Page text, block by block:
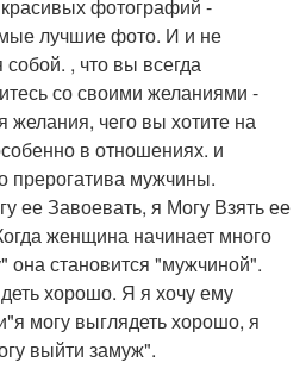
фотографий -
лучшие фото. И и не
, что вы всегда
со своими желаниями -
чего вы хотите на
в отношениях. и
прерогатива мужчины.
ее Завоевать, я Могу Взять ее
женщина начинает много
она становится "мужчиной".
хорошо. Я я хочу ему
могу выглядеть хорошо, я
выйти замуж".